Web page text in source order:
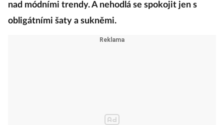
nad módními trendy. A nehodlá se spokojit jen s
obligátními šaty a sukněmi.